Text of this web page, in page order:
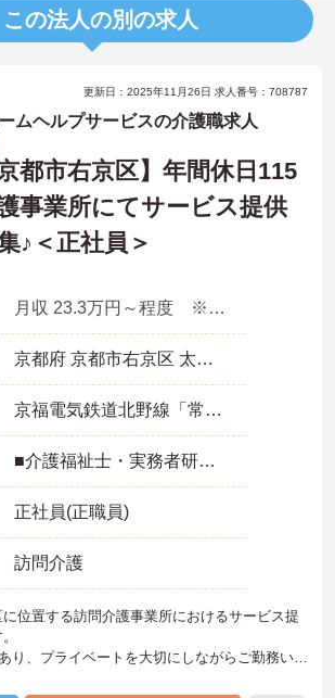
この法人の別の求人
更新日：2025年11月26日 求人番号：708787
ムヘルプサービスの介護職求人
都市右京区】年間休日115
事業所にてサービス提供
♪＜正社員＞
月収 23.3万円～程度 ※諸手当込み
京都府 京都市右京区 太秦開日町10-6
京福電気鉄道北野線「常盤(京都)駅」徒歩9分
■介護福祉士・実務者研修：いずれか ■実務経験：あれば尚可 ■普通自動車運転免許（AT限定可）：あれば尚可
正社員(正職員)
訪問介護
位置する訪問介護事業所におけるサービス提
り、プライベートを大切にしながらご勤務いた